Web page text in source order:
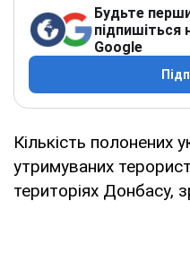
Будьте
підпишіться
Google
Кількість полонених
утримуваних
територіях Донбасу,